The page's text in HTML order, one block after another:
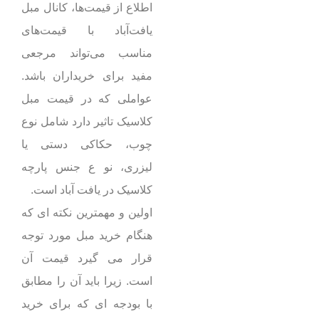
اطلاع از قیمت‌ها، کانال مبل
یافت‌آباد با قیمت‌های
مناسب می‌تواند مرجعی
مفید برای خریداران باشد.
عواملی که در قیمت مبل
کلاسیک تاثیر دارد شامل نوع
چوب، حکاکی دستی یا
لیزری، نو ع جنس پارچه
کلاسیک در یافت آباد است.
اولین و مهمترین نکته ای که
هنگام خرید مبل مورد توجه
قرار‌ می گیرد قیمت آن
است. زیرا باید آن را مطابق
با بودجه ای که برای خرید